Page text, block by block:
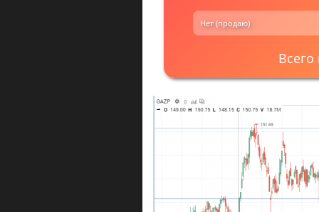
Нет (продаю)